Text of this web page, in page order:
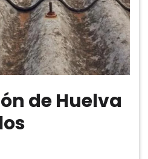
de Huelva